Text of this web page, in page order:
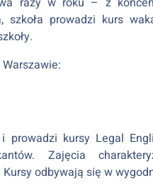
szkoła prowadzi kurs
kursy Legal
Zajęcia
odbywają się w